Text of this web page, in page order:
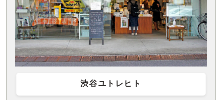
渋谷ユトレヒト